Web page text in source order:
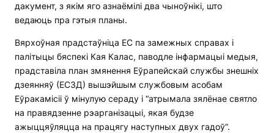
дакумент, з якім яго азнаёмілі два чыноўнікі, што
ведаюць пра гэтыя планы.
Вярхоўная прадстаўніца ЕС па замежных справах і
палітыцы бяспекі Кая Калас, паводле інфармацыі медыя,
прадставіла план змянення Еўрапейскай службы знешніх
дзеянняў (ЕСЗД) вышэйшым службовым асобам
Еўракамісіі ў мінулую сераду і “атрымала зялёнае святло
на правядзенне рэарганізацыі, якая будзе
ажыццяўляцца на працягу наступных двух гадоў”.